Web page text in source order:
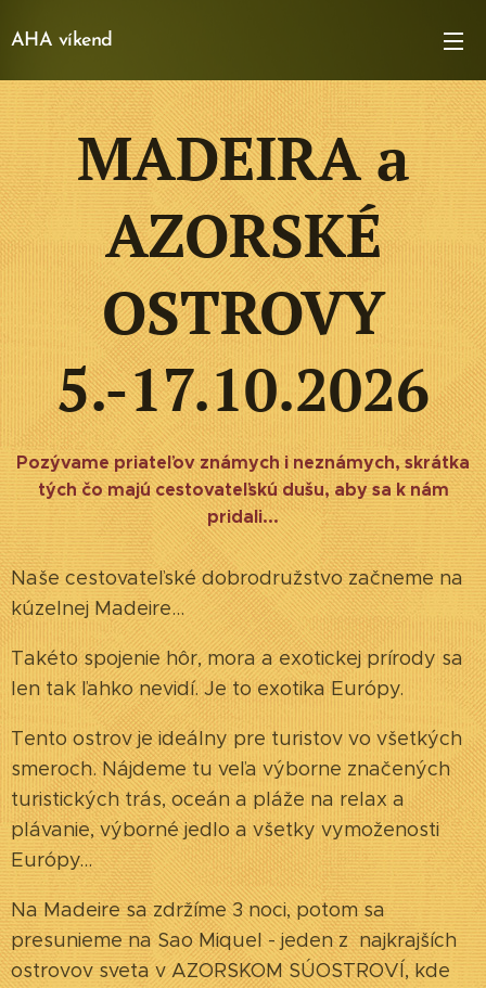
AHA víkend
MADEIRA a
AZORSKÉ
OSTROVY
5.-17.10.2026
Pozývame priateľov známych i neznámych, skrátka
tých čo majú cestovateľskú dušu, aby sa k nám
pridali...
Naše cestovateľské dobrodružstvo začneme na
kúzelnej Madeire...
Takéto spojenie hôr, mora a exotickej prírody sa
len tak ľahko nevidí. Je to exotika Európy.
Tento ostrov je ideálny pre turistov vo všetkých
smeroch. Nájdeme tu veľa výborne značených
turistických trás, oceán a pláže na relax a
plávanie, výborné jedlo a všetky vymoženosti
Európy...
Na Madeire sa zdržíme 3 noci, potom sa
presunieme na Sao Miquel - jeden z najkrajších
ostrovov sveta v AZORSKOM SÚOSTROVÍ, kde